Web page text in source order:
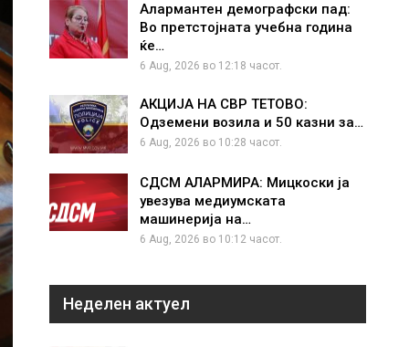
Алармантен демографски пад:
Во претстојната учебна година
ќе…
6 Aug, 2026 во 12:18 часот.
АКЦИЈА НА СВР ТЕТОВО:
Одземени возила и 50 казни за…
6 Aug, 2026 во 10:28 часот.
СДСМ АЛАРМИРА: Мицкоски ја
увезува медиумската
машинерија на…
6 Aug, 2026 во 10:12 часот.
Неделен актуел